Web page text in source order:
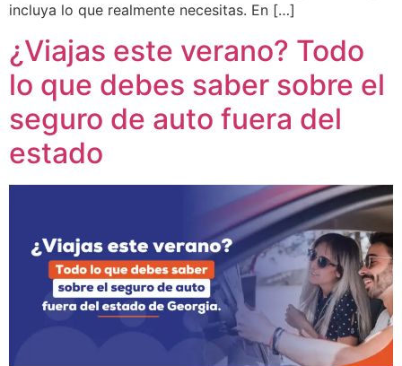
incluya lo que realmente necesitas. En […]
¿Viajas este verano? Todo
lo que debes saber sobre el
seguro de auto fuera del
estado